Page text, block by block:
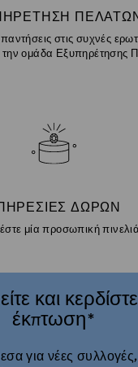
στις συχνές
την ομάδα Εξυπηρέτησης
ΔΏΡΩΝ
μία προσωπική πινελιά
και
έκπτωση*
για νέες